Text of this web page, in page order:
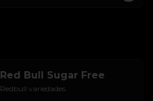
Red Bull Sugar Free
Redbull variedades.